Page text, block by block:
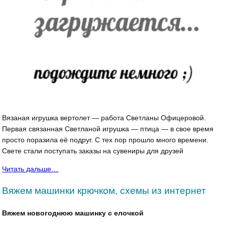
Вязаная игрушка вертолет — работа Светланы Офицеровой.
Первая связанная Светланой игрушка — птица — в свое время
просто поразила её подруг. С тех пор прошло много времени.
Свете стали поступать заказы на сувени­ры для друзей
Читать дальше…
Вяжем машинки крючком, схемы из интернет
Вяжем новогоднюю машинку с елочкой